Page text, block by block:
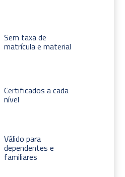
Sem taxa de
matrícula e material
Certificados a cada
nível
Válido para
dependentes e
familiares